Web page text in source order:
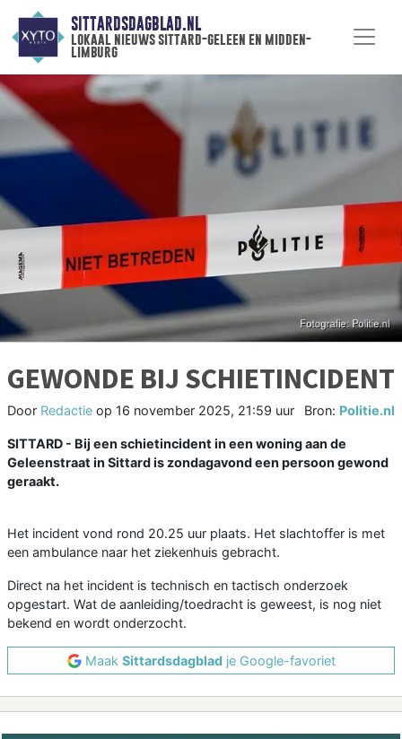
SITTARDSDAGBLAD.NL
lokaal nieuws sittard-geleen en midden-
limburg
GEWONDE BIJ SCHIETINCIDENT
Door Redactie op 16 november 2025, 21:59 uur Bron: Politie.nl
SITTARD - Bij een schietincident in een woning aan de
Geleenstraat in Sittard is zondagavond een persoon gewond
geraakt.
Het incident vond rond 20.25 uur plaats. Het slachtoffer is met
een ambulance naar het ziekenhuis gebracht.
Direct na het incident is technisch en tactisch onderzoek
opgestart. Wat de aanleiding/toedracht is geweest, is nog niet
bekend en wordt onderzocht.
Maak Sittardsdagbladje Google-favoriet